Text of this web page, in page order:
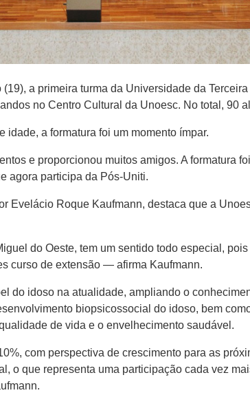
a primeira turma da Universidade da
no Centro Cultural da Unoesc. No total, 90
idade, a formatura foi um momento ímpar.
e proporcionou muitos amigos. A formatura
agora participa da Pós-Uniti.
Evelácio Roque Kaufmann, destaca que a
do Oeste, tem um sentido todo especial,
curso de extensão — afirma Kaufmann.
do idoso na atualidade, ampliando o
biopsicossocial do idoso, bem
de vida e o envelhecimento saudável.
com perspectiva de crescimento para as
o que representa uma participação cada vez